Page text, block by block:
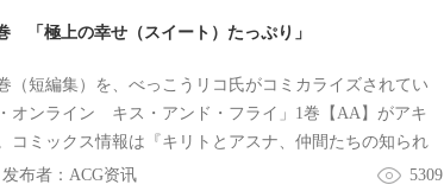
「極上の幸せ（スイート）たっぷり」
（短編集）を、べっこうリコ氏がコミカライズされてい
オンライン キス・アンド・フライ」1巻【AA】がアキ
コミックス情報は『キリトとアスナ、仲間たちの知られ
布者： ACG资讯 5309